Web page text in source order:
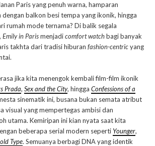
Paris yang penuh warna, hamparan
dengan balkon besi tempa yang ikonik, hingga
rumah mode ternama? Di balik segala
Emily in Parismenjadicomfort watchbagi banyak
takhta dari tradisi hiburan fashion-centricyang
jika kita menengok kembali film-film ikonik
Prada, Sex and the City, hingga Confessions of a
sinematik ini, busana bukan semata atribut
visual yang mempertegas ambisi dan
utama. Kemiripan ini kian nyata saat kita
beberapa serial modern seperti Younger,
Type. Semuanya berbagi DNA yang identik